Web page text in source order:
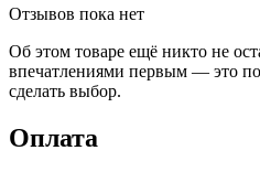
Отзывов пока нет
Об этом товаре ещё никто не
впечатлениями первым — это
сделать выбор.
Оплата